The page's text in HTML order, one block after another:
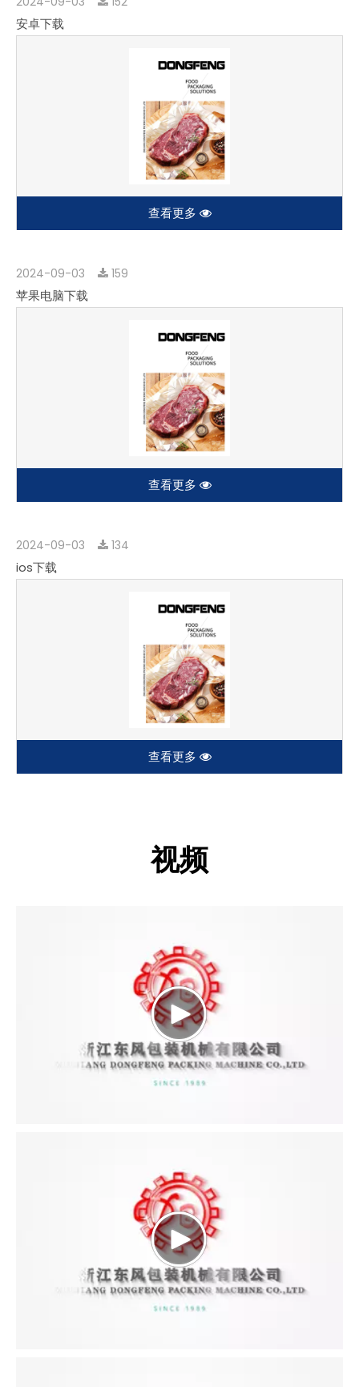
安卓下载
查看更多
2024-09-03 159
苹果电脑下载
查看更多
2024-09-03 134
ios下载
查看更多
视频